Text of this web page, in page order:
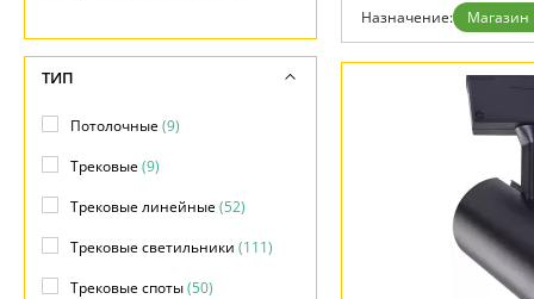
Гарантия
Возврат
Отзывы
Установка
Дизайнерам
Бренды
Контакты
Назначение: Магазин
ТИП
Потолочные(9)
Трековые(9)
Трековые линейные(52)
Трековые светильники (111)
Трековые споты(50)